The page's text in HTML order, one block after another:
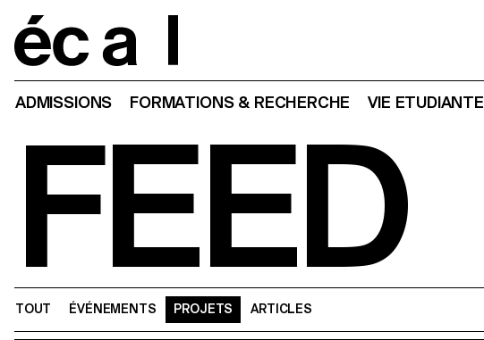
ADMISSIONS FORMATIONS & RECHERCHE VIE ETUDIANTE
FEED
TOUT ÉVÉNEMENTS PROJETS ARTICLES